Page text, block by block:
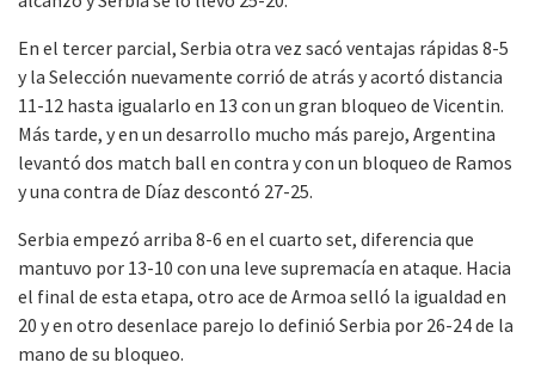
En el tercer parcial, Serbia otra vez sacó ventajas rápidas 8-5
y la Selección nuevamente corrió de atrás y acortó distancia
11-12 hasta igualarlo en 13 con un gran bloqueo de Vicentin.
Más tarde, y en un desarrollo mucho más parejo, Argentina
levantó dos match ball en contra y con un bloqueo de Ramos
y una contra de Díaz descontó 27-25.
Serbia empezó arriba 8-6 en el cuarto set, diferencia que
mantuvo por 13-10 con una leve supremacía en ataque. Hacia
el final de esta etapa, otro ace de Armoa selló la igualdad en
20 y en otro desenlace parejo lo definió Serbia por 26-24 de la
mano de su bloqueo.